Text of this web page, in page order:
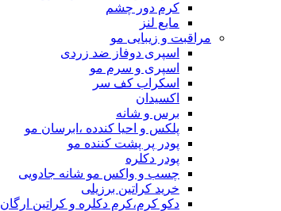
کرم دور چشم
مایع لنز
مراقبت و زیبایی مو
اسپری دوفاز ضد زردی
اسپری و سرم مو
اسکراب کف سر
اکسیدان
برس و شانه
پلکس و احیا کندده ،ابرسان مو
پودر پر پشت کننده مو
پودر دکلره
چسب و واکس مو شانه جادویی
خرید کراتین برزیلی
دکو کرم،کرم دکلره و کراتین ارگان